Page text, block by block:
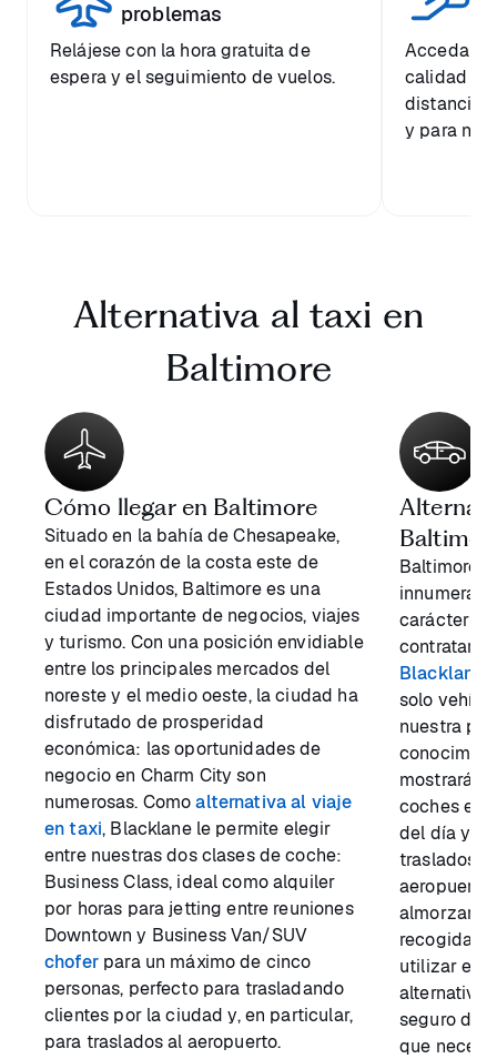
problemas
Relájese con la hora gratuita de
espera y el seguimiento de vuelos.
Acceda a
calidad a
distancia
y para
Alternativa al taxi en
Baltimore
Cómo llegar en Baltimore
Situado en la bahía de Chesapeake,
en el corazón de la costa este de
Estados Unidos, Baltimore es una
ciudad importante de negocios, viajes
y turismo. Con una posición envidiable
entre los principales mercados del
noreste y el medio oeste, la ciudad ha
disfrutado de prosperidad
económica: las oportunidades de
negocio en Charm City son
numerosas. Comoalternativa al viaje
en taxi, Blacklane le permite elegir
entre nuestras dos clases de coche:
Business Class, ideal como alquiler
por horas para jetting entre reuniones
Downtown y Business Van/SUV
choferpara un máximo de cinco
personas, perfecto para trasladando
clientes por la ciudad y, en particular,
para traslados al aeropuerto.
Baltimore
carácter y
contratar
Blacklane
solo
nuestra
mostrarán
coches
del día y
traslados
almorzar,
recogida
utilizar el
alternativa
seguro de
que